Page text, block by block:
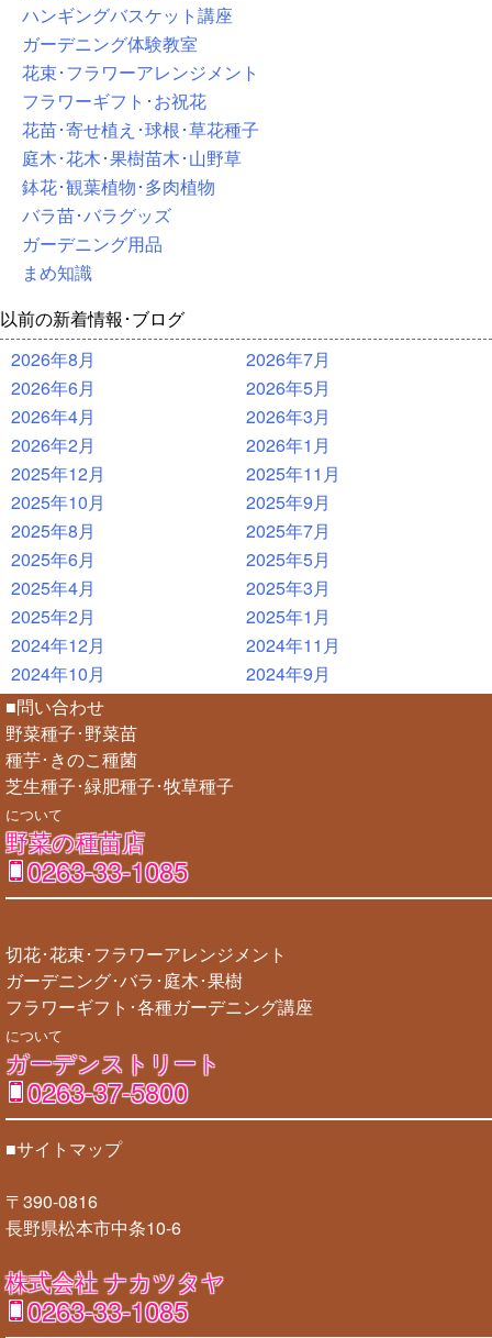
ハンギングバスケット講座
ガーデニング体験教室
花束･フラワーアレンジメント
フラワーギフト･お祝花
花苗･寄せ植え･球根･草花種子
庭木･花木･果樹苗木･山野草
鉢花･観葉植物･多肉植物
バラ苗･バラグッズ
ガーデニング用品
まめ知識
以前の新着情報･ブログ
2026年8月
2026年7月
2026年6月
2026年5月
2026年4月
2026年3月
2026年2月
2026年1月
2025年12月
2025年11月
2025年10月
2025年9月
2025年8月
2025年7月
2025年6月
2025年5月
2025年4月
2025年3月
2025年2月
2025年1月
2024年12月
2024年11月
2024年10月
2024年9月
■問い合わせ
野菜種子･野菜苗
種芋･きのこ種菌
芝生種子･緑肥種子･牧草種子
について
野菜の種苗店
0263-33-1085
切花･花束･フラワーアレンジメント
ガーデニング･バラ･庭木･果樹
フラワーギフト･各種ガーデニング講座
について
ガーデンストリート
0263-37-5800
■サイトマップ
〒390-0816
長野県松本市中条10-6
株式会社 ナカツタヤ
0263-33-1085